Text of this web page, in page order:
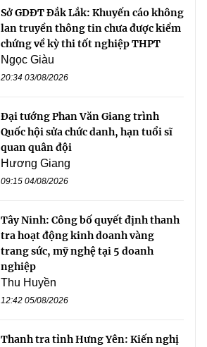
Sở GDĐT Đắk Lắk: Khuyến cáo không
lan truyền thông tin chưa được kiểm
chứng về kỳ thi tốt nghiệp THPT
Ngọc Giàu
20:34 03/08/2026
Đại tướng Phan Văn Giang trình
Quốc hội sửa chức danh, hạn tuổi sĩ
quan quân đội
Hương Giang
09:15 04/08/2026
Tây Ninh: Công bố quyết định thanh
tra hoạt động kinh doanh vàng
trang sức, mỹ nghệ tại 5 doanh
nghiệp
Thu Huyền
12:42 05/08/2026
Thanh tra tỉnh Hưng Yên: Kiến nghị